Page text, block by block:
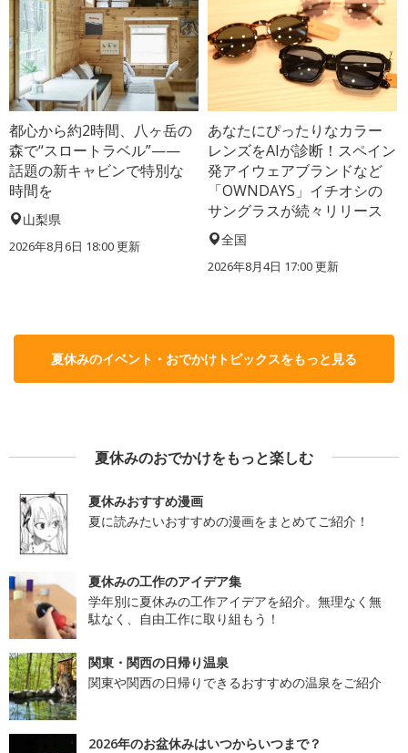
都心から約2時間、八ヶ岳の
森で“スロートラベル”——
話題の新キャビンで特別な
時間を
山梨県
2026年8月6日 18:00更新
あなたにぴったりなカラー
レンズをAIが診断！スペイン
発アイウェアブランドなど
「OWNDAYS」イチオシの
サングラスが続々リリース
全国
2026年8月4日 17:00更新
夏休みのイベント・おでかけトピックスをもっと見る
夏休みのおでかけをもっと楽しむ
夏休みおすすめ漫画
夏に読みたいおすすめの漫画をまとめてご紹介！
夏休みの工作のアイデア集
学年別に夏休みの工作アイデアを紹介。無理なく無
駄なく、自由工作に取り組もう！
関東・関西の日帰り温泉
関東や関西の日帰りできるおすすめの温泉をご紹介
2026年のお盆休みはいつからいつまで？